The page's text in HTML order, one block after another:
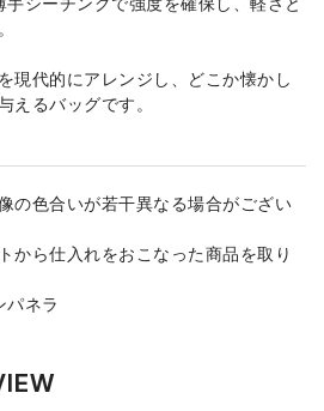
現代的にアレンジし、どこか懐かし
えるバッグです。
の色合いが若干異なる場合がござい
から仕入れをおこなった商品を取り
パネラ